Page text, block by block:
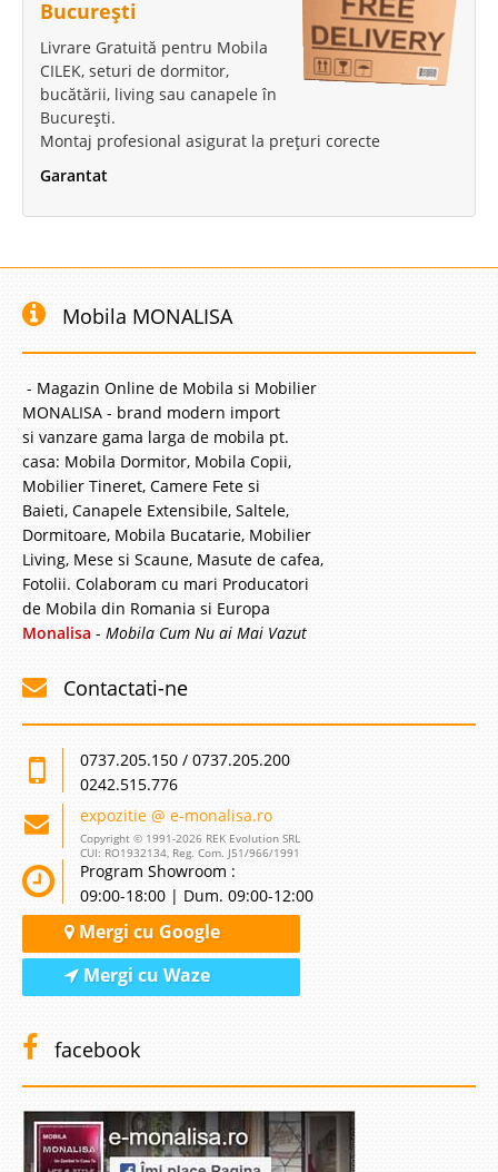
București
Livrare Gratuită pentru Mobila
CILEK, seturi de dormitor,
bucătării, living sau canapele în
București.
Montaj profesional asigurat la prețuri corecte
Garantat
Mobila MONALISA
- Magazin Online de Mobila si Mobilier
MONALISA - brand modern import
si vanzare gama larga de mobila pt.
casa: Mobila Dormitor, Mobila Copii,
Mobilier Tineret, Camere Fete si
Baieti, Canapele Extensibile, Saltele,
Dormitoare, Mobila Bucatarie, Mobilier
Living, Mese si Scaune, Masute de cafea,
Fotolii. Colaboram cu mari Producatori
de Mobila din Romania si Europa
Monalisa - Mobila Cum Nu ai Mai Vazut
Contactati-ne
0737.205.150 / 0737.205.200
0242.515.776
expozitie @ e-monalisa.ro
Copyright © 1991-2026 REK Evolution SRL
CUI: RO1932134, Reg. Com. J51/966/1991
Program Showroom :
09:00-18:00 | Dum. 09:00-12:00
Mergi cu Google
Mergi cu Waze
facebook